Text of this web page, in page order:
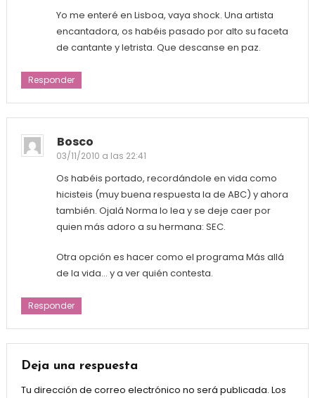
Yo me enteré en Lisboa, vaya shock. Una artista
encantadora, os habéis pasado por alto su faceta
de cantante y letrista. Que descanse en paz.
Responder
Bosco
03/11/2010 a las 22:41
Os habéis portado, recordándole en vida como
hicisteis (muy buena respuesta la de ABC) y ahora
también. Ojalá Norma lo lea y se deje caer por
quien más adoro a su hermana: SEC.
Otra opción es hacer como el programa Más allá
de la vida… y a ver quién contesta.
Responder
Deja una respuesta
Tu dirección de correo electrónico no será publicada. Los